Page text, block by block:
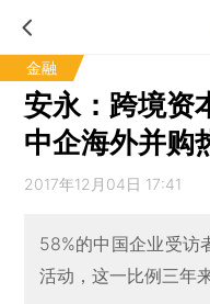
金融
安永：跨境资
中企海外并购
2017年12月04日 17:41
58%的中国企业受访
活动，这一比例三年